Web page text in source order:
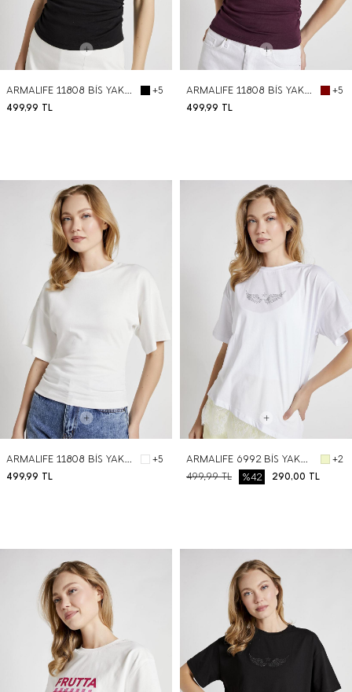
BEDEN SEÇ
ARMALIFE 11808 BİS YAKA YARIM KOL BÜZGÜ DETAYLI KADIN T-SHIRT
+5
499,99 TL
BEDEN SEÇ
ARMALIFE 11808 BİS YAKA YARIM KOL BÜZGÜ DETAYLI KADIN T-SHIRT
+5
499,99 TL
BEDEN SEÇ
ARMALIFE 11808 BİS YAKA YARIM KOL BÜZGÜ DETAYLI KADIN T-SHIRT
+5
499,99 TL
BEDEN SEÇ
ARMALIFE 6992 BİS YAKA TAŞ BASKILI ETEĞİ DANTEL DETAYLI KADIN T-SHIRT
+2
499,99TL 290,00 TL
%42